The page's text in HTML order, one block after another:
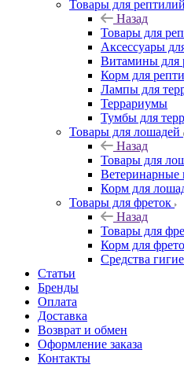
Товары для рептилий
Назад
Товары для
Аксессуары
Витамины для
Корм для
Лампы для
Террариумы
Тумбы для
Товары для лошадей
Назад
Товары для
Ветеринарные
Корм для
Товары для фреток
Назад
Товары для
Корм для
Средства
Статьи
Бренды
Оплата
Доставка
Возврат и обмен
Оформление заказа
Контакты